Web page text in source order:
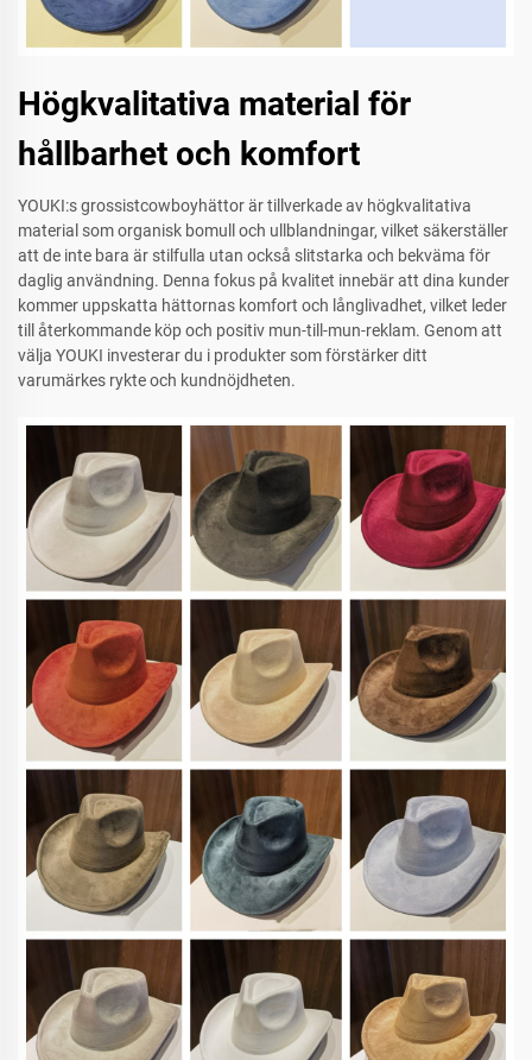
Högkvalitativa material för
hållbarhet och komfort
YOUKI:s grossistcowboyhättor är tillverkade av högkvalitativa
material som organisk bomull och ullblandningar, vilket säkerställer
att de inte bara är stilfulla utan också slitstarka och bekväma för
daglig användning. Denna fokus på kvalitet innebär att dina kunder
kommer uppskatta hättornas komfort och långlivadhet, vilket leder
till återkommande köp och positiv mun-till-mun-reklam. Genom att
välja YOUKI investerar du i produkter som förstärker ditt
varumärkes rykte och kundnöjdheten.